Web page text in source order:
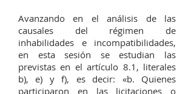
Avanzando en el análisis de las
causales del régimen de
inhabilidades e incompatibilidades,
en esta sesión se estudian las
previstas en el artículo 8.1, literales
b), e) y f), es decir: «b. Quienes
participaron en las licitaciones o